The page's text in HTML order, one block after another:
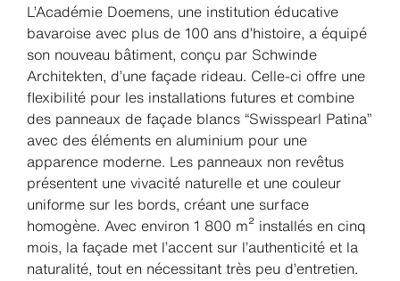
L’Académie Doemens, une institution éducative
bavaroise avec plus de 100 ans d’histoire, a équipé
son nouveau bâtiment, conçu par Schwinde
Architekten, d’une façade rideau. Celle-ci offre une
flexibilité pour les installations futures et combine
des panneaux de façade blancs “Swisspearl Patina”
avec des éléments en aluminium pour une
apparence moderne. Les panneaux non revêtus
présentent une vivacité naturelle et une couleur
uniforme sur les bords, créant une surface
homogène. Avec environ 1 800 m² installés en cinq
mois, la façade met l’accent sur l’authenticité et la
naturalité, tout en nécessitant très peu d’entretien.